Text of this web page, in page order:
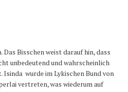
Das Bisschen weist darauf hin, dass
unbedeutend und wahrscheinlich
Isinda wurde im Lykischen Bund von
vertreten, was wiederum auf